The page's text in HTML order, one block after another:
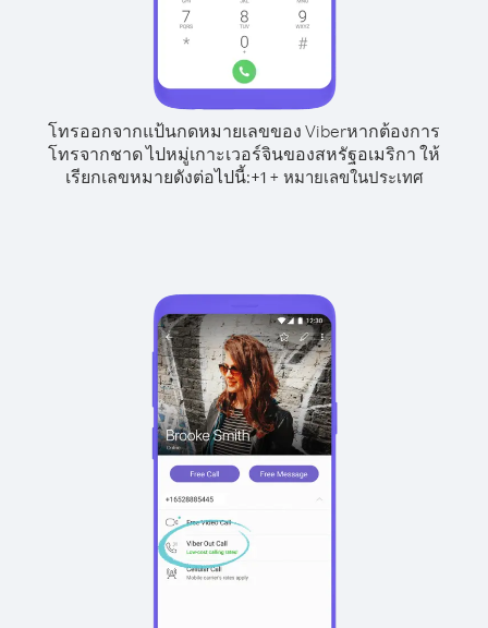
โทรออกจากแป้นกดหมายเลขของ Viberหากต้องการ
โทรจากชาด ไปหมู่เกาะเวอร์จินของสหรัฐอเมริกา ให้
เรียกเลขหมายดังต่อไปนี้:+1+ หมายเลขในประเทศ